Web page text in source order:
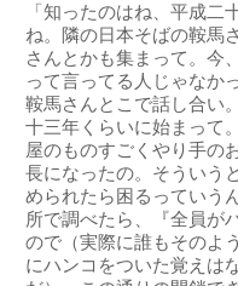
「知ったのはね、平成二
ね。隣の日本そばの鞍馬
さんとかも集まって。今
って言ってる人じゃなか
鞍馬さんとこで話し合い
十三年くらいに始まって
屋のものすごくやり手の
長になったの。そういう
められたら困るっていう
所で調べたら、『全員が
ので（実際に誰もそのよ
にハンコをついた覚えは